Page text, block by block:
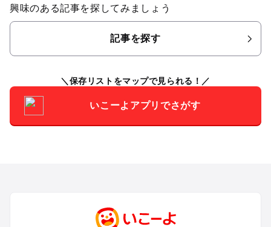
興味のある記事を探してみましょう
記事を探す
保存リストをマップで見られる！
いこーよアプリでさがす